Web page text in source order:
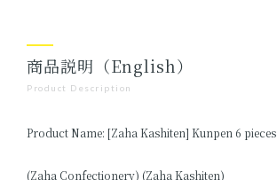
Product Description
商品説明（English）
Product Name: [Zaha Kashiten] Kunpen 6 pieces
(Zaha Confectionery) (Zaha Kashiten)